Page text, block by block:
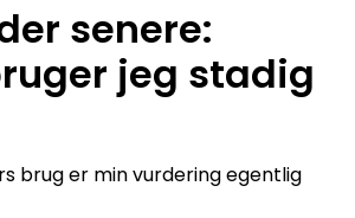
senere:
jeg stadig
brug er min vurdering egentlig